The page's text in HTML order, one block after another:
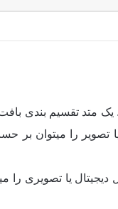
یک متد تقسیم بندی
تصویر را میتوان بر
دیجیتال یا تصویری